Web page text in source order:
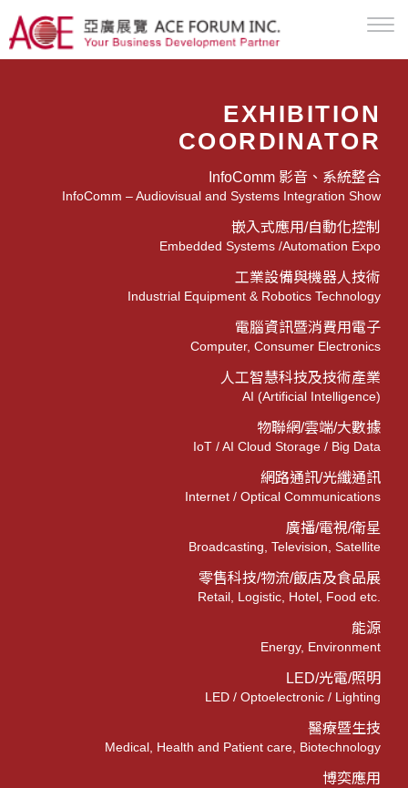
EXHIBITION
COORDINATOR
InfoComm 影音、系統整合
InfoComm – Audiovisual and Systems Integration Show
嵌入式應用/自動化控制
Embedded Systems /Automation Expo
工業設備與機器人技術
Industrial Equipment & Robotics Technology
電腦資訊暨消費用電子
Computer, Consumer Electronics
人工智慧科技及技術產業
AI (Artificial Intelligence)
物聯網/雲端/大數據
IoT / AI Cloud Storage / Big Data
網路通訊/光纖通訊
Internet / Optical Communications
廣播/電視/衛星
Broadcasting, Television, Satellite
零售科技/物流/飯店及食品展
Retail, Logistic, Hotel, Food etc.
能源
Energy, Environment
LED/光電/照明
LED / Optoelectronic / Lighting
醫療暨生技
Medical, Health and Patient care, Biotechnology
博奕應用